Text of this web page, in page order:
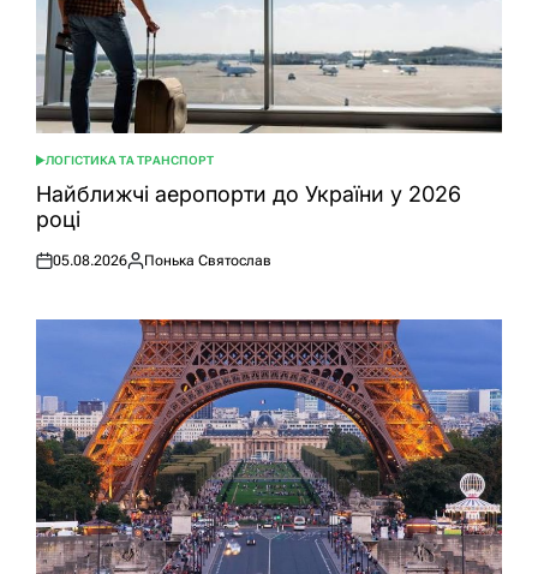
ОПУБЛІКУВАТИ
У
ЛОГІСТИКА ТА ТРАНСПОРТ
Найближчі аеропорти до України у 2026
році
Оприлюднено
05.08.2026
Опубліковано
Понька Святослав